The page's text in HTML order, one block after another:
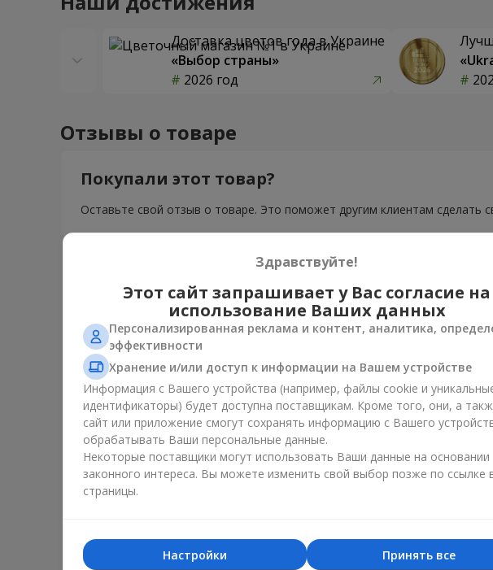
Доставка цветов года в Украине
«Выбор страны»
2026 год
Отзывы о товаре
Покупали этот товар?
Оставьте свой отзыв о товаре. Это поможет другим клиентам сделать
Здравствуйте!
Этот сайт запрашивает у Вас согласие на
использование Ваших данных
Персонализированная реклама и контент, аналитика,
эффективности
Хранение и/или доступ к информации на Вашем устройстве
Информация с Вашего устройства (например, файлы cookie и
идентификаторы) будет доступна поставщикам. Кроме того, они, а
сайт или приложение смогут сохранять информацию с Вашего
обрабатывать Ваши персональные данные.
Некоторые поставщики могут использовать Ваши данные на основании
законного интереса. Вы можете изменить свой выбор позже по ссылке
страницы.
Принять все
Настройки